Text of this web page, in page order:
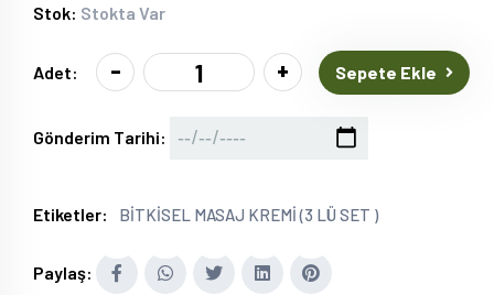
Stok: Stokta Var
Adet: - + Sepete Ekle
Gönderim Tarihi:
Etiketler: BİTKİSEL MASAJ KREMİ (3 LÜ SET )
Paylaş: